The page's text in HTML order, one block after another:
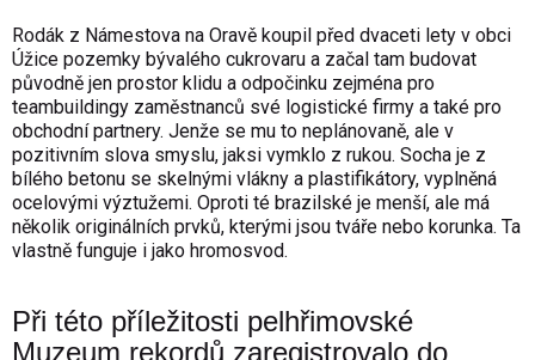
Rodák z Námestova na Oravě koupil před dvaceti lety v obci
Úžice pozemky bývalého cukrovaru a začal tam budovat
původně jen prostor klidu a odpočinku zejména pro
teambuildingy zaměstnanců své logistické firmy a také pro
obchodní partnery. Jenže se mu to neplánovaně, ale v
pozitivním slova smyslu, jaksi vymklo z rukou. Socha je z
bílého betonu se skelnými vlákny a plastifikátory, vyplněná
ocelovými výztužemi. Oproti té brazilské je menší, ale má
několik originálních prvků, kterými jsou tváře nebo korunka. Ta
vlastně funguje i jako hromosvod.
Při této příležitosti pelhřimovské
Muzeum rekordů zaregistrovalo do